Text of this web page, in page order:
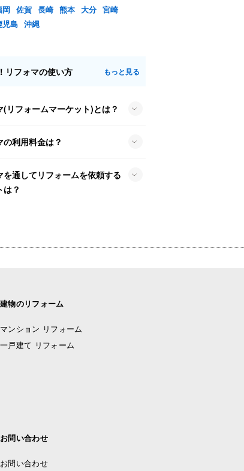
岡 佐賀 長崎 熊本 大分 宮崎
児島 沖縄
リフォマの使い方 もっと見る
(リフォームマーケット)とは？
の利用料金は？
を通してリフォームを依頼する
は？
建物のリフォーム
マンション リフォーム
一戸建て リフォーム
お問い合わせ
お問い合わせ